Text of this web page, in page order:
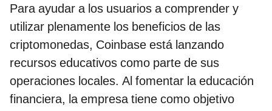
Para ayudar a los usuarios a comprender y
utilizar plenamente los beneficios de las
criptomonedas, Coinbase está lanzando
recursos educativos como parte de sus
operaciones locales. Al fomentar la educación
financiera, la empresa tiene como objetivo